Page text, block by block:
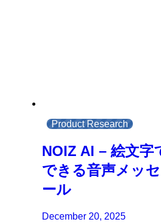
Product Research
NOIZ AI – 絵文字
できる音声メッ
ール
December 20, 2025